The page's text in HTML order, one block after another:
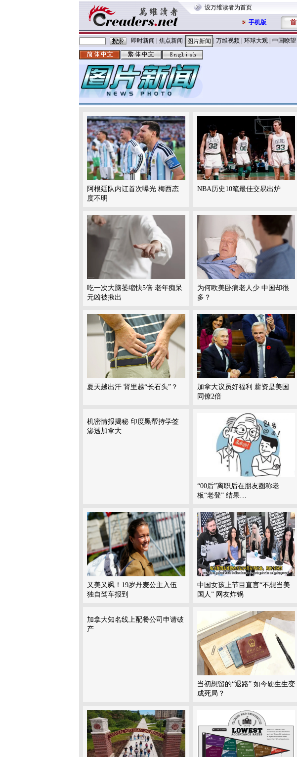
设万维读者为首页
手机版 首
即时新闻 焦点新闻 图片新闻 万维视频 环球大观 中国嘹望
阿根廷队内讧首次曝光 梅西态
度不明
NBA历史10笔最佳交易出炉
吃一次大脑萎缩快5倍 老年痴呆
元凶被揪出
为何欧美卧病老人少 中国却很
多？
夏天越出汗 肾里越“长石头”？
加拿大议员好福利 薪资是美国
同僚2倍
机密情报揭秘 印度黑帮持学签
渗透加拿大
“00后”离职后在朋友圈称老
板“老登” 结果…
又美又飒！19岁丹麦公主入伍
独自驾车报到
中国女孩上节目直言“不想当美
国人” 网友炸锅
加拿大知名线上配餐公司申请破
产
当初想留的“退路” 如今硬生生变
成死局？